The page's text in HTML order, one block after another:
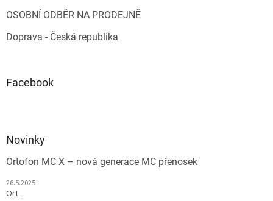
OSOBNÍ ODBĚR NA PRODEJNĚ
Doprava - Česká republika
Facebook
Novinky
Ortofon MC X – nová generace MC přenosek
26.5.2025
Ort...